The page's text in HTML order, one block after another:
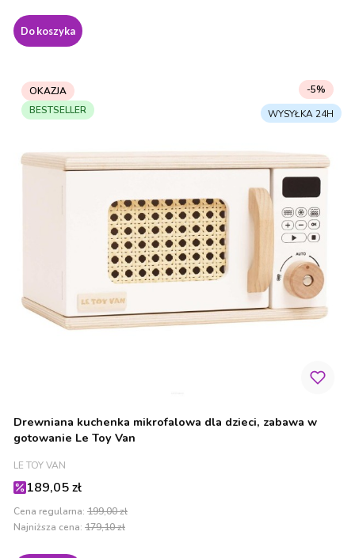
Do koszyka
OKAZJA
BESTSELLER
Drewniana kuchenka mikrofalowa dla dzieci, zabawa w
gotowanie Le Toy Van
PRODUCENT
LE TOY VAN
Cena promocyjna
189,05 zł
Cena regularna: 199,00 zł
-5%
Najniższa cena: 179,10 zł